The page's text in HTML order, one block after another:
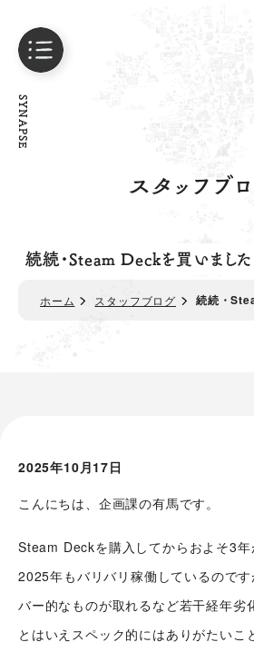
スタッフブ
続続・Steam Deckを買いました
ホーム スタッフブログ 続続・
2025年10月17日
こんにちは、企画課の有馬です。
Steam Deckを購入してからおよそ3年
2025年もバリバリ稼働しているので
バー的なものが取れるなど若干経年劣
とはいえスペック的にはありがたいこ
SYNAPSE